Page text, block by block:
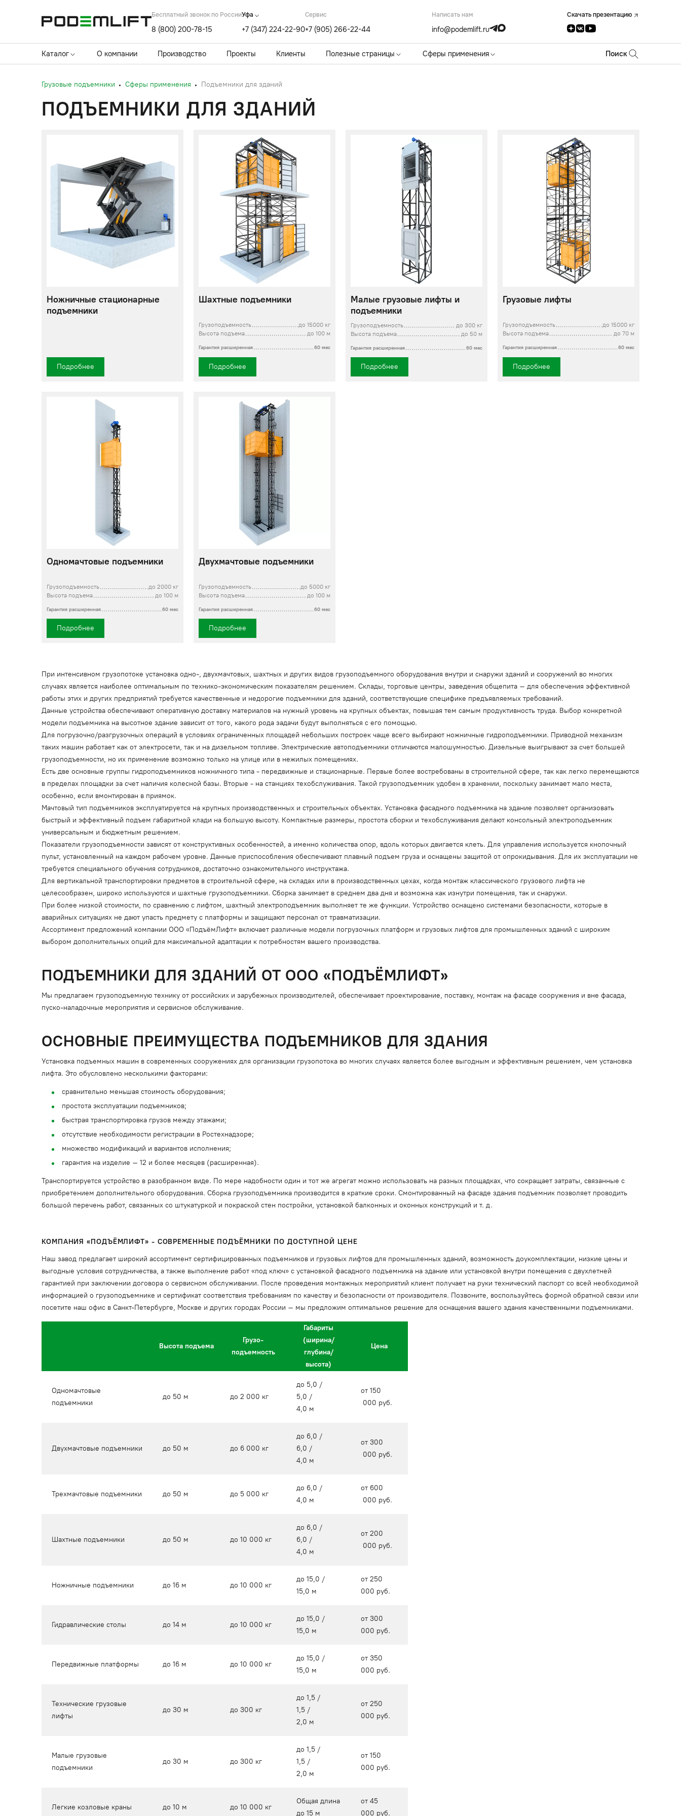
Бесплатный звонок по России
8 (800) 200-78-15
Уфа
+7 (347) 224-22-90
Cервис
+7 (905) 266-22-44
Написать нам
info@podemlift.ru
Скачать презентацию
Каталог О компании Производство Проекты Клиенты Полезные страницы Сферы применения Поиск
Грузовые подъемники Сферы применения Подъемники для зданий
ПОДЪЕМНИКИ ДЛЯ ЗДАНИЙ
Ножничные стационарные
подъемники
Подробнее
Шахтные подъемники
Грузоподъемность
до 15000 кг
Высота подъема
до 100 м
Гарантия расширенная 60 мес
Подробнее
Малые грузовые лифты и
подъемники
Грузоподъемность
до 300 кг
Высота подъема
до 50 м
Гарантия расширенная 60 мес
Подробнее
Грузовые лифты
Грузоподъемность
до 15000 кг
Высота подъема
до 70 м
Гарантия расширенная 60 мес
Подробнее
Одномачтовые подъемники
Грузоподъемность
до 2000 кг
Высота подъема
до 100 м
Гарантия расширенная 60 мес
Подробнее
Двухмачтовые подъемники
Грузоподъемность
до 5000 кг
Высота подъема
до 100 м
Гарантия расширенная 60 мес
Подробнее
При интенсивном грузопотоке установка одно-, двухмачтовых, шахтных и других видов грузоподъемного оборудования внутри и снаружи зданий и сооружений во многих
случаях является наиболее оптимальным по технико-экономическим показателям решением. Склады, торговые центры, заведения общепита – для обеспечения эффективной
работы этих и других предприятий требуется качественные и недорогие подъемники для зданий, соответствующие специфике предъявляемых требований.
Данные устройства обеспечивают оперативную доставку материалов на нужный уровень на крупных объектах, повышая тем самым продуктивность труда. Выбор конкретной
модели подъемника на высотное здание зависит от того, какого рода задачи будут выполняться с его помощью.
Для погрузочно/разгрузочных операций в условиях ограниченных площадей небольших построек чаще всего выбирают ножничные гидроподъемники. Приводной механизм
таких машин работает как от электросети, так и на дизельном топливе. Электрические автоподъемники отличаются малошумностью. Дизельные выигрывают за счет большей
грузоподъемности, но их применение возможно только на улице или в нежилых помещениях.
Есть две основные группы гидроподъемников ножничного типа - передвижные и стационарные. Первые более востребованы в строительной сфере, так как легко перемещаются
в пределах площадки за счет наличия колесной базы. Вторые - на станциях техобслуживания. Такой грузоподъемник удобен в хранении, поскольку занимает мало места,
особенно, если вмонтирован в приямок.
Мачтовый тип подъемников эксплуатируется на крупных производственных и строительных объектах. Установка фасадного подъемника на здание позволяет организовать
быстрый и эффективный подъем габаритной клади на большую высоту. Компактные размеры, простота сборки и техобслуживания делают консольный электроподъемник
универсальным и бюджетным решением.
Показатели грузоподъемности зависят от конструктивных особенностей, а именно количества опор, вдоль которых двигается клеть. Для управления используется кнопочный
пульт, установленный на каждом рабочем уровне. Данные приспособления обеспечивают плавный подъем груза и оснащены защитой от опрокидывания. Для их эксплуатации не
требуется специального обучения сотрудников, достаточно ознакомительного инструктажа.
Для вертикальной транспортировки предметов в строительной сфере, на складах или в производственных цехах, когда монтаж классического грузового лифта не
целесообразен, широко используются и шахтные грузоподъемники. Сборка занимает в среднем два дня и возможна как изнутри помещения, так и снаружи.
При более низкой стоимости, по сравнению с лифтом, шахтный электроподъемник выполняет те же функции. Устройство оснащено системами безопасности, которые в
аварийных ситуациях не дают упасть предмету с платформы и защищают персонал от травматизации.
Ассортимент предложений компании ООО «ПодъёмЛифт» включает различные модели погрузочных платформ и грузовых лифтов для промышленных зданий с широким
выбором дополнительных опций для максимальной адаптации к потребностям вашего производства.
ПОДЪЕМНИКИ ДЛЯ ЗДАНИЙ ОТ ООО «ПОДЪЁМЛИФТ»
Мы предлагаем грузоподъемную технику от российских и зарубежных производителей, обеспечивает проектирование, поставку, монтаж на фасаде сооружения и вне фасада,
пуско-наладочные мероприятия и сервисное обслуживание.
ОСНОВНЫЕ ПРЕИМУЩЕСТВА ПОДЪЕМНИКОВ ДЛЯ ЗДАНИЯ
Установка подъемных машин в современных сооружениях для организации грузопотока во многих случаях является более выгодным и эффективным решением, чем установка
лифта. Это обусловлено несколькими факторами:
сравнительно меньшая стоимость оборудования;
простота эксплуатации подъемников;
быстрая транспортировка грузов между этажами;
отсутствие необходимости регистрации в Ростехнадзоре;
множество модификаций и вариантов исполнения;
гарантия на изделие – 12 и более месяцев (расширенная).
Транспортируется устройство в разобранном виде. По мере надобности один и тот же агрегат можно использовать на разных площадках, что сокращает затраты, связанные с
приобретением дополнительного оборудования. Сборка грузоподъемника производится в краткие сроки. Смонтированный на фасаде здания подъемник позволяет проводить
большой перечень работ, связанных со штукатуркой и покраской стен постройки, установкой балконных и оконных конструкций и т. д.
КОМПАНИЯ «ПОДЪЁМЛИФТ» - СОВРЕМЕННЫЕ ПОДЪЁМНИКИ ПО ДОСТУПНОЙ ЦЕНЕ
Наш завод предлагает широкий ассортимент сертифицированных подъемников и грузовых лифтов для промышленных зданий, возможность доукомплектации, низкие цены и
выгодные условия сотрудничества, а также выполнение работ «под ключ» с установкой фасадного подъемника на здание или установкой внутри помещения с двухлетней
гарантией при заключении договора о сервисном обслуживании. После проведения монтажных мероприятий клиент получает на руки технический паспорт со всей необходимой
информацией о грузоподъемнике и сертификат соответствия требованиям по качеству и безопасности от производителя. Позвоните, воспользуйтесь формой обратной связи или
посетите наш офис в Санкт-Петербурге, Москве и других городах России – мы предложим оптимальное решение для оснащения вашего здания качественными подъемниками.
Высота подъема
Грузо-
подъемность
Габариты
(ширина/
глубина/
высота)
Цена
Одномачтовые
подъемники
до 50 м до 2 000 кг
до 5,0 /
5,0 /
4,0 м
от 150
000 руб.
Двухмачтовые подъемники до 50 м до 6 000 кг
до 6,0 /
6,0 /
4,0 м
от 300
000 руб.
Трехмачтовые подъемники до 50 м до 5 000 кг
до 6,0 /
4,0 м
от 600
000 руб.
Шахтные подъемники до 50 м до 10 000 кг
до 6,0 /
6,0 /
4,0 м
от 200
000 руб.
Ножничные подъемники до 16 м до 10 000 кг
до 15,0 /
15,0 м
от 250
000 руб.
Гидравлические столы до 14 м до 10 000 кг
до 15,0 /
15,0 м
от 300
000 руб.
Передвижные платформы до 16 м до 10 000 кг
до 15,0 /
15,0 м
от 350
000 руб.
Технические грузовые
лифты
до 30 м до 300 кг
до 1,5 /
1,5 /
2,0 м
от 250
000 руб.
Малые грузовые
подъемники
до 30 м до 300 кг
до 1,5 /
1,5 /
2,0 м
от 150
000 руб.
Легкие козловые краны до 10 м до 10 000 кг
Общая длина
до 15 м
от 45
000 руб.